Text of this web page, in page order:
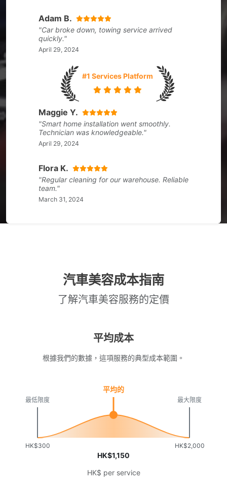
Adam B.
"Car broke down, towing service arrived
quickly."
April 29, 2024
#1 Services Platform
Maggie Y.
"Smart home installation went smoothly.
Technician was knowledgeable."
April 29, 2024
Flora K.
"Regular cleaning for our warehouse. Reliable
team."
March 31, 2024
汽車美容成本指南
了解汽車美容服務的定價
平均成本
根據我們的數據，這項服務的典型成本範圍。
HK$300
最低限度
HK$2,000
最大限度
平均的
HK$1,150
HK$ per service